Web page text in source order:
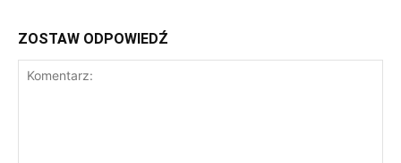
ZOSTAW ODPOWIEDŹ